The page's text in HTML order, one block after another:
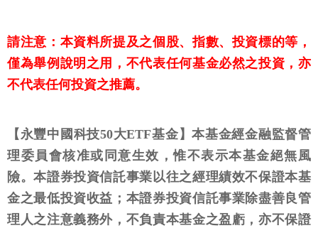
請注意：本資料所提及之個股、指數、投資標的等，
僅為舉例說明之用，不代表任何基金必然之投資，亦
不代表任何投資之推薦。
【永豐中國科技50大ETF基金】本基金經金融監督管
理委員會核准或同意生效，惟不表示本基金絕無風
險。本證券投資信託事業以往之經理績效不保證本基
金之最低投資收益；本證券投資信託事業除盡善良管
理人之注意義務外，不負責本基金之盈虧，亦不保證